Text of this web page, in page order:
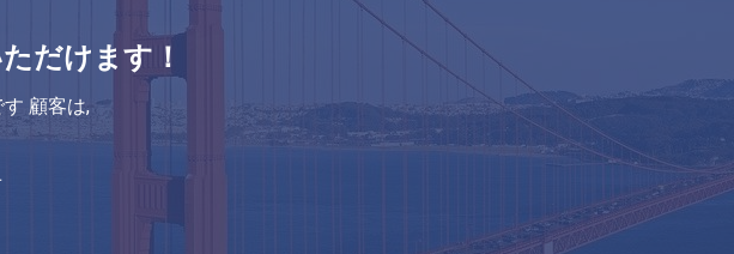
裏付けのための100% PVAの冷たい水溶性の非編まれた生地
冷たい純粋なPVAは/水溶性の安定装置、刺繍の裏付けのための非編まれた生地を暖めます
だけます！
顧客は,